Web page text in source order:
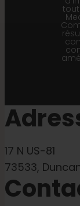
17 N US-81
73533,